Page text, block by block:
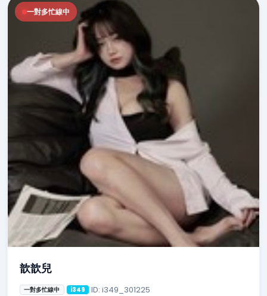
一對多忙線中
歆歆兒
一對多忙線中 i349 ID: i349_301225